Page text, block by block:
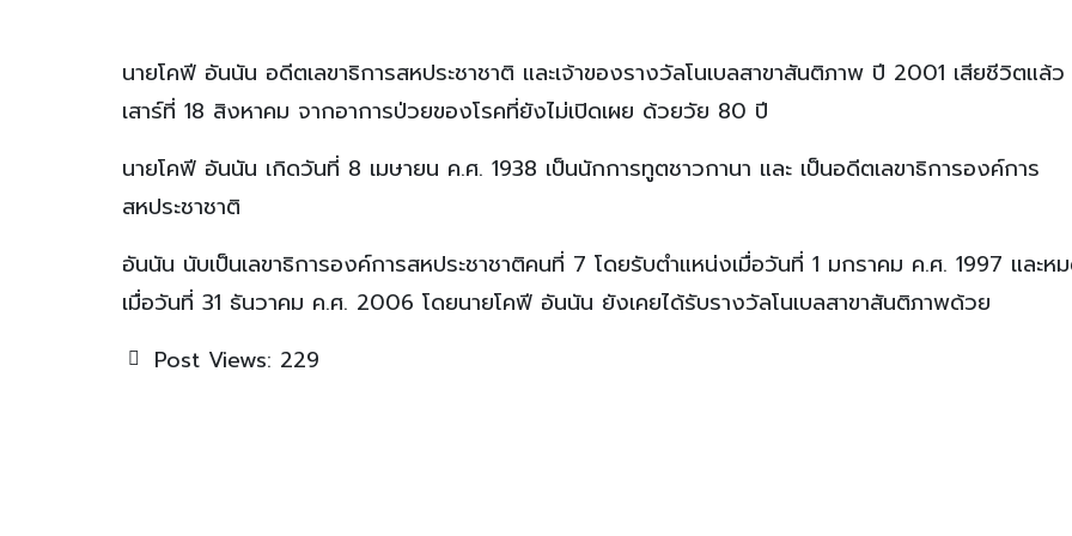
นายโคฟี อันนัน อดีตเลขาธิการสหประชาชาติ และเจ้าของรางวัลโนเบลสาขาสันติภาพ ปี 2001 เสียชีวิตแล้ว
เสาร์ที่ 18 สิงหาคม จากอาการป่วยของโรคที่ยังไม่เปิดเผย ด้วยวัย 80 ปี
นายโคฟี อันนัน เกิดวันที่ 8 เมษายน ค.ศ. 1938 เป็นนักการทูตชาวกานา และ เป็นอดีตเลขาธิการองค์การ
สหประชาชาติ
อันนัน นับเป็นเลขาธิการองค์การสหประชาชาติคนที่ 7 โดยรับตำแหน่งเมื่อวันที่ 1 มกราคม ค.ศ. 1997 และหม
เมื่อวันที่ 31 ธันวาคม ค.ศ. 2006 โดยนายโคฟี อันนัน ยังเคยได้รับรางวัลโนเบลสาขาสันติภาพด้วย
Post Views: 229